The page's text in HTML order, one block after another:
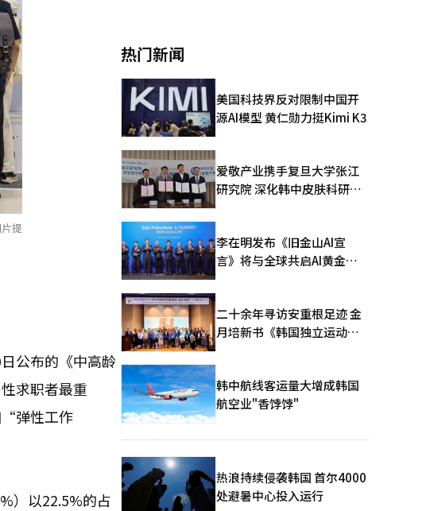
提
公布的《中高龄
求职者最重
弹性工作
）以22.5%的占
热门新闻
美国科技界反对限制中国开
源AI模型 黄仁勋力挺Kimi K3
爱敬产业携手复旦大学张江
研究院 深化韩中皮肤科研合
李在明发布《旧金山AI宣
言》将与全球共启AI黄金时
二十余年寻访安重根足迹 金
月培新书《韩国独立运动圣
韩中航线客运量大增成韩国
航空业"香饽饽"
热浪持续侵袭韩国 首尔4000
处避暑中心投入运行